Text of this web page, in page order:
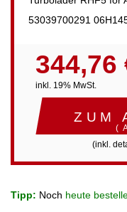
53039700291
344,76
inkl. 19% MwSt.
ZUM
(inkl.
Tipp: Noch heute